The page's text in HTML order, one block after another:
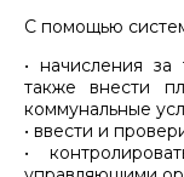
С помощью
• начисления
также внести
коммунальные
• ввести и
•